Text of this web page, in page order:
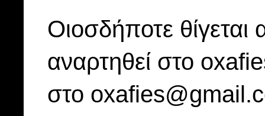
Οιοσδήποτε
αναρτηθεί στο
στο